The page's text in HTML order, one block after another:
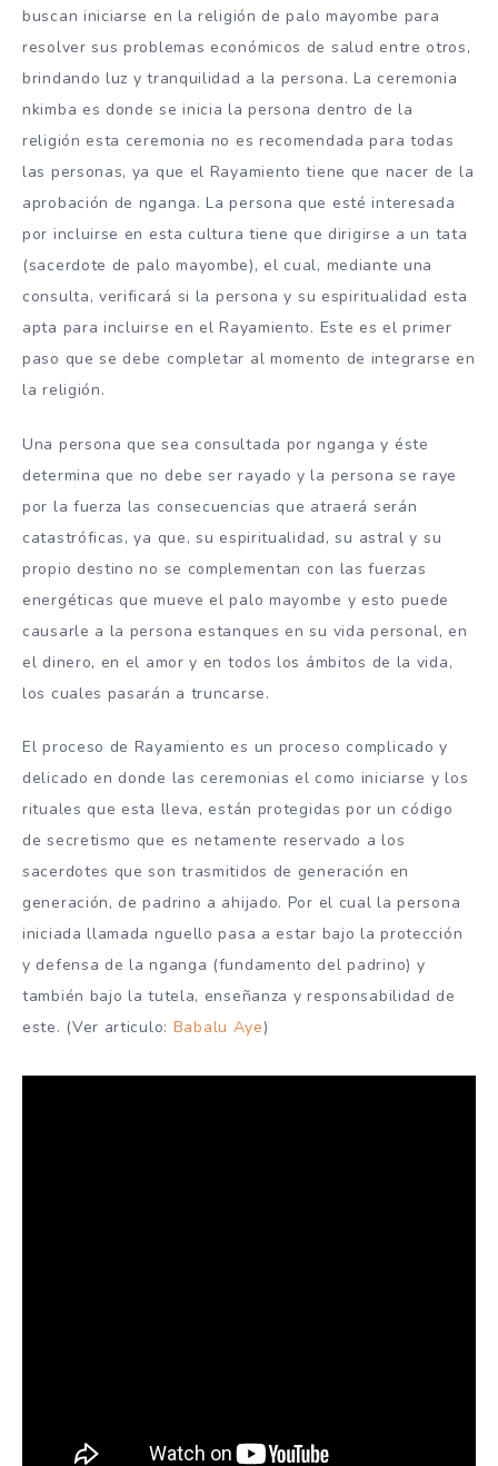
buscan iniciarse en la religión de palo mayombe para
resolver sus problemas económicos de salud entre otros,
brindando luz y tranquilidad a la persona. La ceremonia
nkimba es donde se inicia la persona dentro de la
religión esta ceremonia no es recomendada para todas
las personas, ya que el Rayamiento tiene que nacer de la
aprobación de nganga. La persona que esté interesada
por incluirse en esta cultura tiene que dirigirse a un tata
(sacerdote de palo mayombe), el cual, mediante una
consulta, verificará si la persona y su espiritualidad esta
apta para incluirse en el Rayamiento. Este es el primer
paso que se debe completar al momento de integrarse en
la religión.
Una persona que sea consultada por nganga y éste
determina que no debe ser rayado y la persona se raye
por la fuerza las consecuencias que atraerá serán
catastróficas, ya que, su espiritualidad, su astral y su
propio destino no se complementan con las fuerzas
energéticas que mueve el palo mayombe y esto puede
causarle a la persona estanques en su vida personal, en
el dinero, en el amor y en todos los ámbitos de la vida,
los cuales pasarán a truncarse.
El proceso de Rayamiento es un proceso complicado y
delicado en donde las ceremonias el como iniciarse y los
rituales que esta lleva, están protegidas por un código
de secretismo que es netamente reservado a los
sacerdotes que son trasmitidos de generación en
generación, de padrino a ahijado. Por el cual la persona
iniciada llamada nguello pasa a estar bajo la protección
y defensa de la nganga (fundamento del padrino) y
también bajo la tutela, enseñanza y responsabilidad de
este. (Ver articulo: Babalu Aye)